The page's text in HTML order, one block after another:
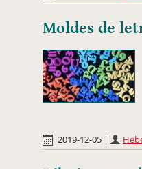
Moldes de
2019-12-05 |